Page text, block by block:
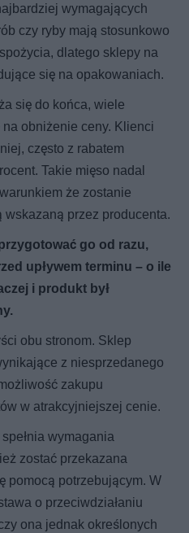
wymagających
czy ryby mają stosunkowo
dlatego sklepy na
się na opakowaniach.
się do końca, wiele
obniżenie ceny. Klienci
często z rabatem
Takie mięso nadal
że zostanie
przez producenta.
go od razu,
upływem terminu – o ile
i produkt był
obu stronom. Sklep
z niesprzedanego
zakupu
w atrakcyjniejszej cenie.
wymagania
zostać przekazana
pomocą potrzebującym. W
o przeciwdziałaniu
ona jednak określonych